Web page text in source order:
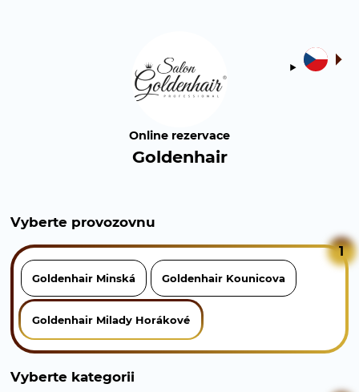
Online rezervace
Goldenhair
Vyberte provozovnu
1
Goldenhair Minská Goldenhair Kounicova
Goldenhair Milady Horákové
Vyberte kategorii